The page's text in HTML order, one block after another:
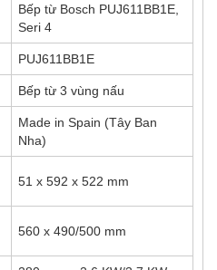
Bếp từ Bosch PUJ611BB1E,
Seri 4
PUJ611BB1E
Bếp từ 3 vùng nấu
Made in Spain (Tây Ban
Nha)
51 x 592 x 522 mm
560 x 490/500 mm